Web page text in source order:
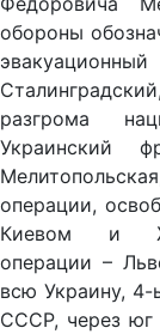
обороны
разгрома
Украинский
операции,
Киевом и
операции –
всю Украину,
СССР, через